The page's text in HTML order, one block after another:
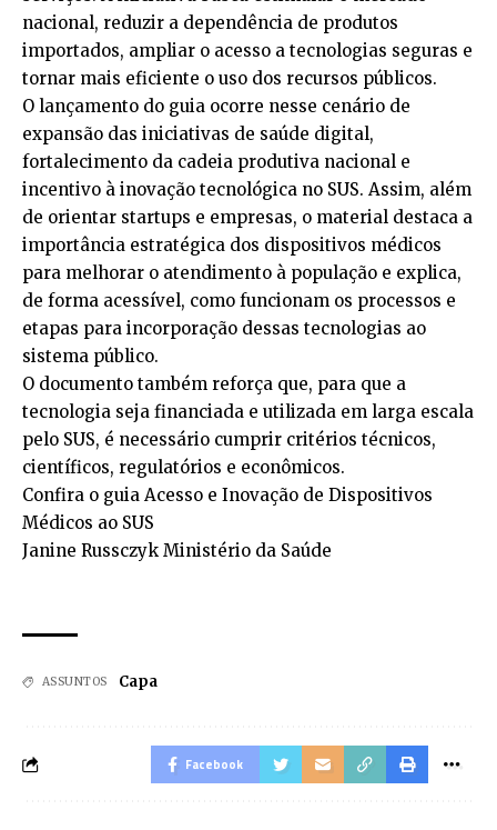
nacional, reduzir a dependência de produtos
importados, ampliar o acesso a tecnologias seguras e
tornar mais eficiente o uso dos recursos públicos.
O lançamento do guia ocorre nesse cenário de
expansão das iniciativas de saúde digital,
fortalecimento da cadeia produtiva nacional e
incentivo à inovação tecnológica no SUS. Assim, além
de orientar startups e empresas, o material destaca a
importância estratégica dos dispositivos médicos
para melhorar o atendimento à população e explica,
de forma acessível, como funcionam os processos e
etapas para incorporação dessas tecnologias ao
sistema público.
O documento também reforça que, para que a
tecnologia seja financiada e utilizada em larga escala
pelo SUS, é necessário cumprir critérios técnicos,
científicos, regulatórios e econômicos.
Confira o guia Acesso e Inovação de Dispositivos
Médicos ao SUS
Janine Russczyk Ministério da Saúde
ASSUNTOS Capa
Facebook